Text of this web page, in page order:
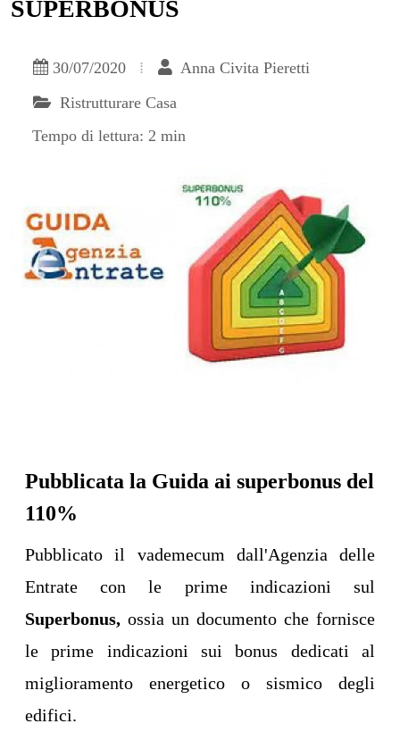
SUPERBONUS
30/07/2020
Anna Civita Pieretti
Ristrutturare Casa
Tempo di lettura: 2 min
Pubblicata la Guida ai superbonus del
110%
Pubblicato il vademecum dall'Agenzia delle
Entrate con le prime indicazioni sul
Superbonus, ossia un documento che fornisce
le prime indicazioni sui bonus dedicati al
miglioramento energetico o sismico degli
edifici.